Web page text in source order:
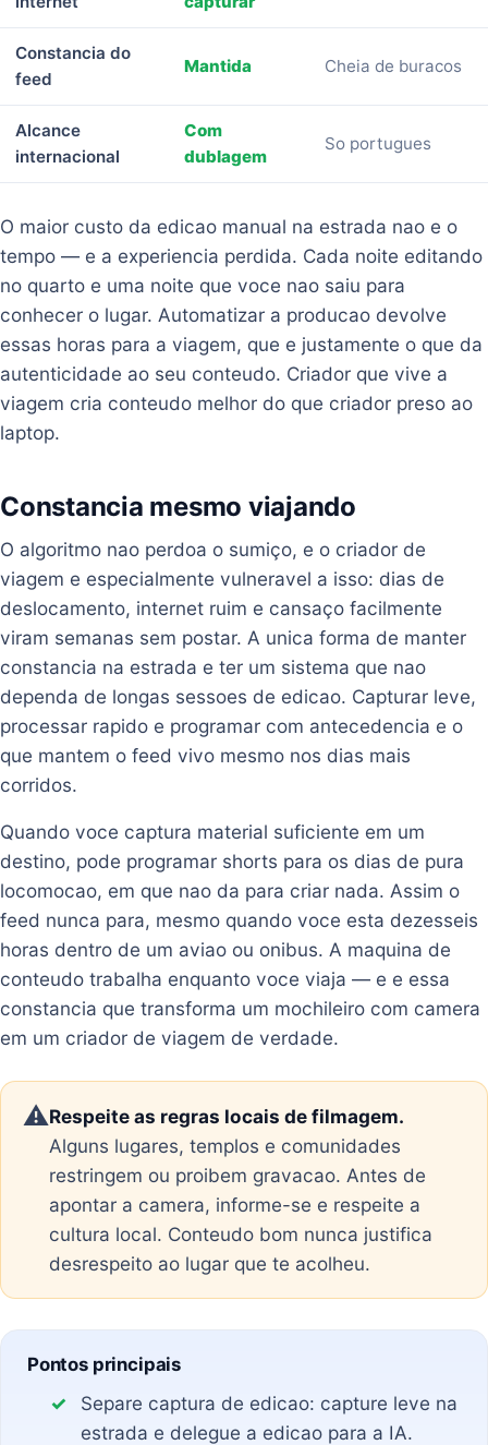
Constancia do
feed
Mantida Cheia de buracos
Alcance
internacional
Com
dublagem
So portugues
O maior custo da edicao manual na estrada nao e o
tempo — e a experiencia perdida. Cada noite editando
no quarto e uma noite que voce nao saiu para
conhecer o lugar. Automatizar a producao devolve
essas horas para a viagem, que e justamente o que da
autenticidade ao seu conteudo. Criador que vive a
viagem cria conteudo melhor do que criador preso ao
laptop.
Constancia mesmo viajando
O algoritmo nao perdoa o sumiço, e o criador de
viagem e especialmente vulneravel a isso: dias de
deslocamento, internet ruim e cansaço facilmente
viram semanas sem postar. A unica forma de manter
constancia na estrada e ter um sistema que nao
dependa de longas sessoes de edicao. Capturar leve,
processar rapido e programar com antecedencia e o
que mantem o feed vivo mesmo nos dias mais
corridos.
Quando voce captura material suficiente em um
destino, pode programar shorts para os dias de pura
locomocao, em que nao da para criar nada. Assim o
feed nunca para, mesmo quando voce esta dezesseis
horas dentro de um aviao ou onibus. A maquina de
conteudo trabalha enquanto voce viaja — e e essa
constancia que transforma um mochileiro com camera
em um criador de viagem de verdade.
⚠️Respeite as regras locais de filmagem.
Alguns lugares, templos e comunidades
restringem ou proibem gravacao. Antes de
apontar a camera, informe-se e respeite a
cultura local. Conteudo bom nunca justifica
desrespeito ao lugar que te acolheu.
Pontos principais
Separe captura de edicao: capture leve na
estrada e delegue a edicao para a IA.